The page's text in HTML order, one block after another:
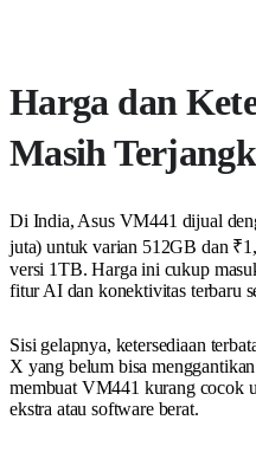
Harga dan
Masih
Di India, Asus VM441 dijual
juta) untuk varian 512GB dan
versi 1TB. Harga ini cukup
fitur AI dan konektivitas terbaru
Sisi gelapnya, ketersediaan
X yang belum bisa
membuat VM441 kurang cocok
ekstra atau software berat.